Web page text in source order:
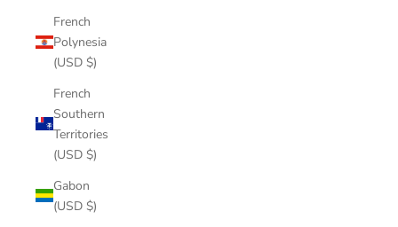
French
Polynesia
(USD $)
French
Southern
Territories
(USD $)
Gabon
(USD $)